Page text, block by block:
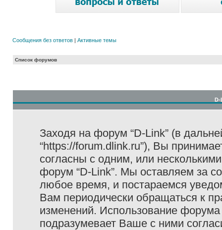
Сообщения без ответов | Активные темы
Список форумов
D-
Заходя на форум “D-Link” (в
“https://forum.dlink.ru”), Вы
согласны с одним, или
форум “D-Link”. Мы оставляем за
любое время, и постараемся
Вам периодически обращаться к
изменений. Использование
подразумевает Ваше с ними